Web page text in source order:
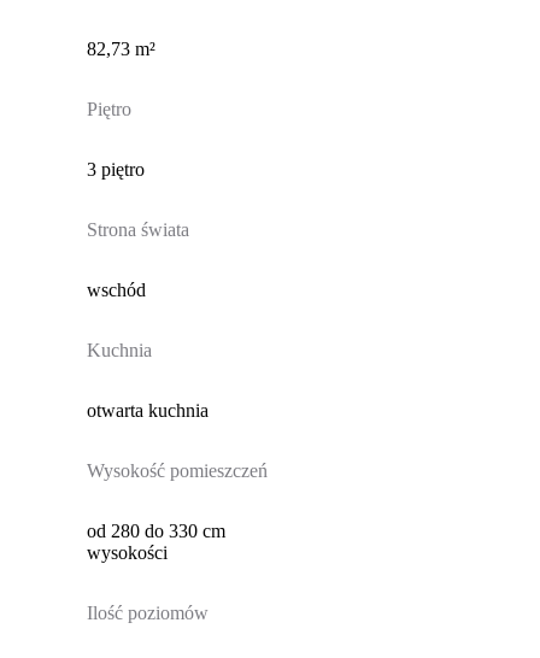
82,73 m²
Piętro
3 piętro
Strona świata
wschód
Kuchnia
otwarta kuchnia
Wysokość pomieszczeń
od 280 do 330 cm
wysokości
Ilość poziomów